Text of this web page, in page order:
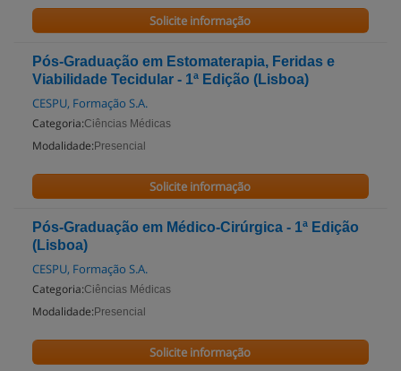
Solicite informação
Pós-Graduação em Estomaterapia, Feridas e
Viabilidade Tecidular - 1ª Edição (Lisboa)
CESPU, Formação S.A.
Categoria:Ciências Médicas
Modalidade: Presencial
Solicite informação
Pós-Graduação em Médico-Cirúrgica - 1ª Edição
(Lisboa)
CESPU, Formação S.A.
Categoria:Ciências Médicas
Modalidade: Presencial
Solicite informação